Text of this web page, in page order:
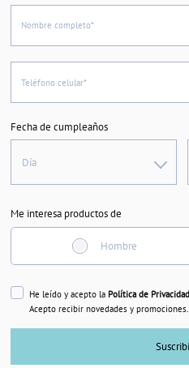
Nombre completo*
Teléfono celular*
Fecha de cumpleaños
Día
Me interesa productos de
Hombre
He leído y acepto la Política de Privacidad
Acepto recibir novedades y